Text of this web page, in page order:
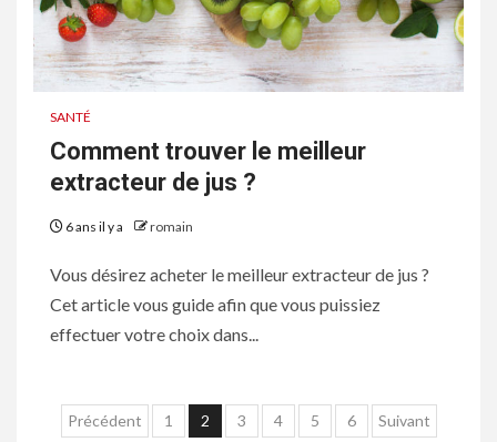
SANTÉ
Comment trouver le meilleur
extracteur de jus ?
6 ans il y a romain
Vous désirez acheter le meilleur extracteur de jus ?
Cet article vous guide afin que vous puissiez
effectuer votre choix dans...
Navigation
Précédent 1 2 3 4 5 6 Suivant